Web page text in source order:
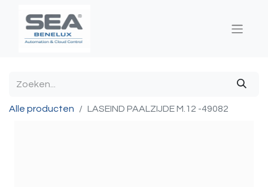
Alle producten LASEIND PAALZIJDE M.12 -49082